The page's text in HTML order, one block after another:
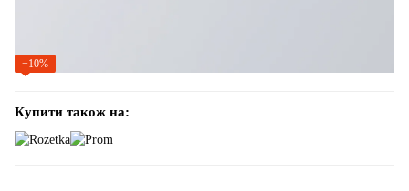
−10%
Купити також на: